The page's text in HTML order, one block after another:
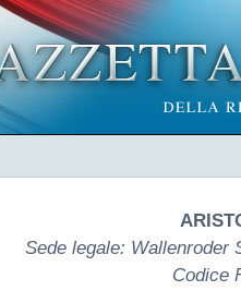
Sede legale: Wallenroder
Codice